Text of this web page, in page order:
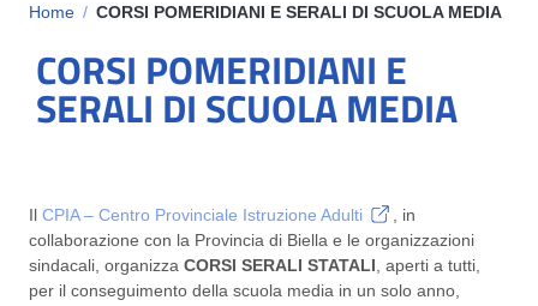
Home / CORSI POMERIDIANI E SERALI DI SCUOLA MEDIA
CORSI POMERIDIANI E
SERALI DI SCUOLA MEDIA
Il CPIA – Centro Provinciale Istruzione Adulti
, in
collaborazione con la Provincia di Biella e le organizzazioni
sindacali, organizza CORSI SERALI STATALI, aperti a tutti,
per il conseguimento della scuola media in un solo anno,